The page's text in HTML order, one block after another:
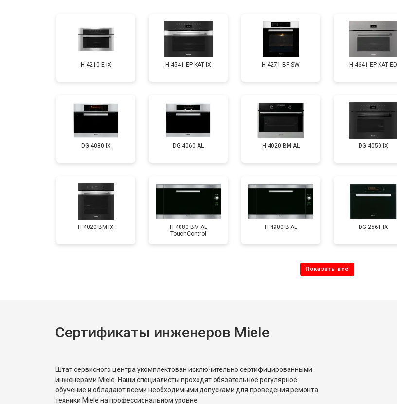
Замена панели управления от 120 мин
H 4210 E IX H 4541 EP KAT IX H 4271 BP SW H 4641 EP KAT ED
DG 4080 IX DG 4060 AL H 4020 BM AL DG 4050 IX
H 4020 BM IX
H 4080 BM AL
TouchControl
H 4900 B AL DG 2561 IX
Сертификаты инженеров Miele
Штат сервисного центра укомплектован исключительно сертифицированными
инженерами Miele. Наши специалисты проходят обязательное регулярное
обучение и обладают всеми необходимыми допусками для проведения ремонта
техники Miele на профессиональном уровне.